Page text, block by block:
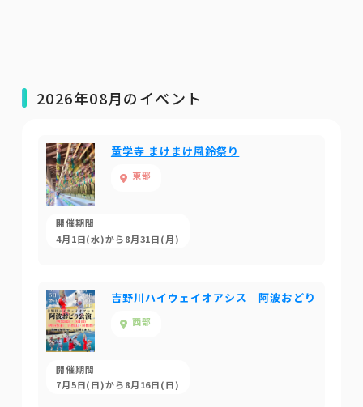
2026年08月のイベント
童学寺 まけまけ風鈴祭り
東部
開催期間
4月1日(水)から8月31日(月)
吉野川ハイウェイオアシス 阿波おどり
西部
開催期間
7月5日(日)から8月16日(日)